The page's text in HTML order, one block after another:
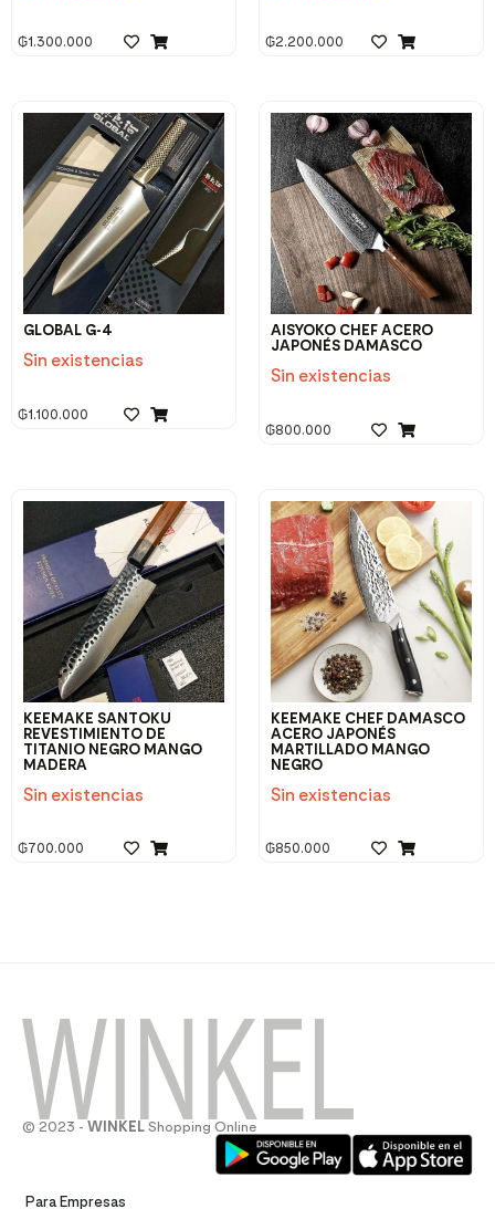
₲1.300.000 ₲2.200.000
GLOBAL G-4
Sin existencias
₲1.100.000
AISYOKO CHEF ACERO
JAPONÉS DAMASCO
Sin existencias
₲800.000
KEEMAKE SANTOKU
REVESTIMIENTO DE
TITANIO NEGRO MANGO
MADERA
Sin existencias
₲700.000
KEEMAKE CHEF DAMASCO
ACERO JAPONÉS
MARTILLADO MANGO
NEGRO
Sin existencias
₲850.000
© 2023 - WINKEL Shopping Online
Para Empresas